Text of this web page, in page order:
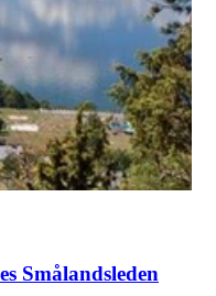
Smålandsleden